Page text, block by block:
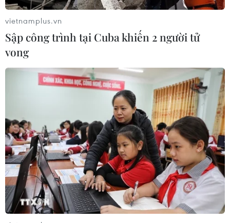
vietnamplus.vn
Sập công trình tại Cuba khiến 2 người tử
vong